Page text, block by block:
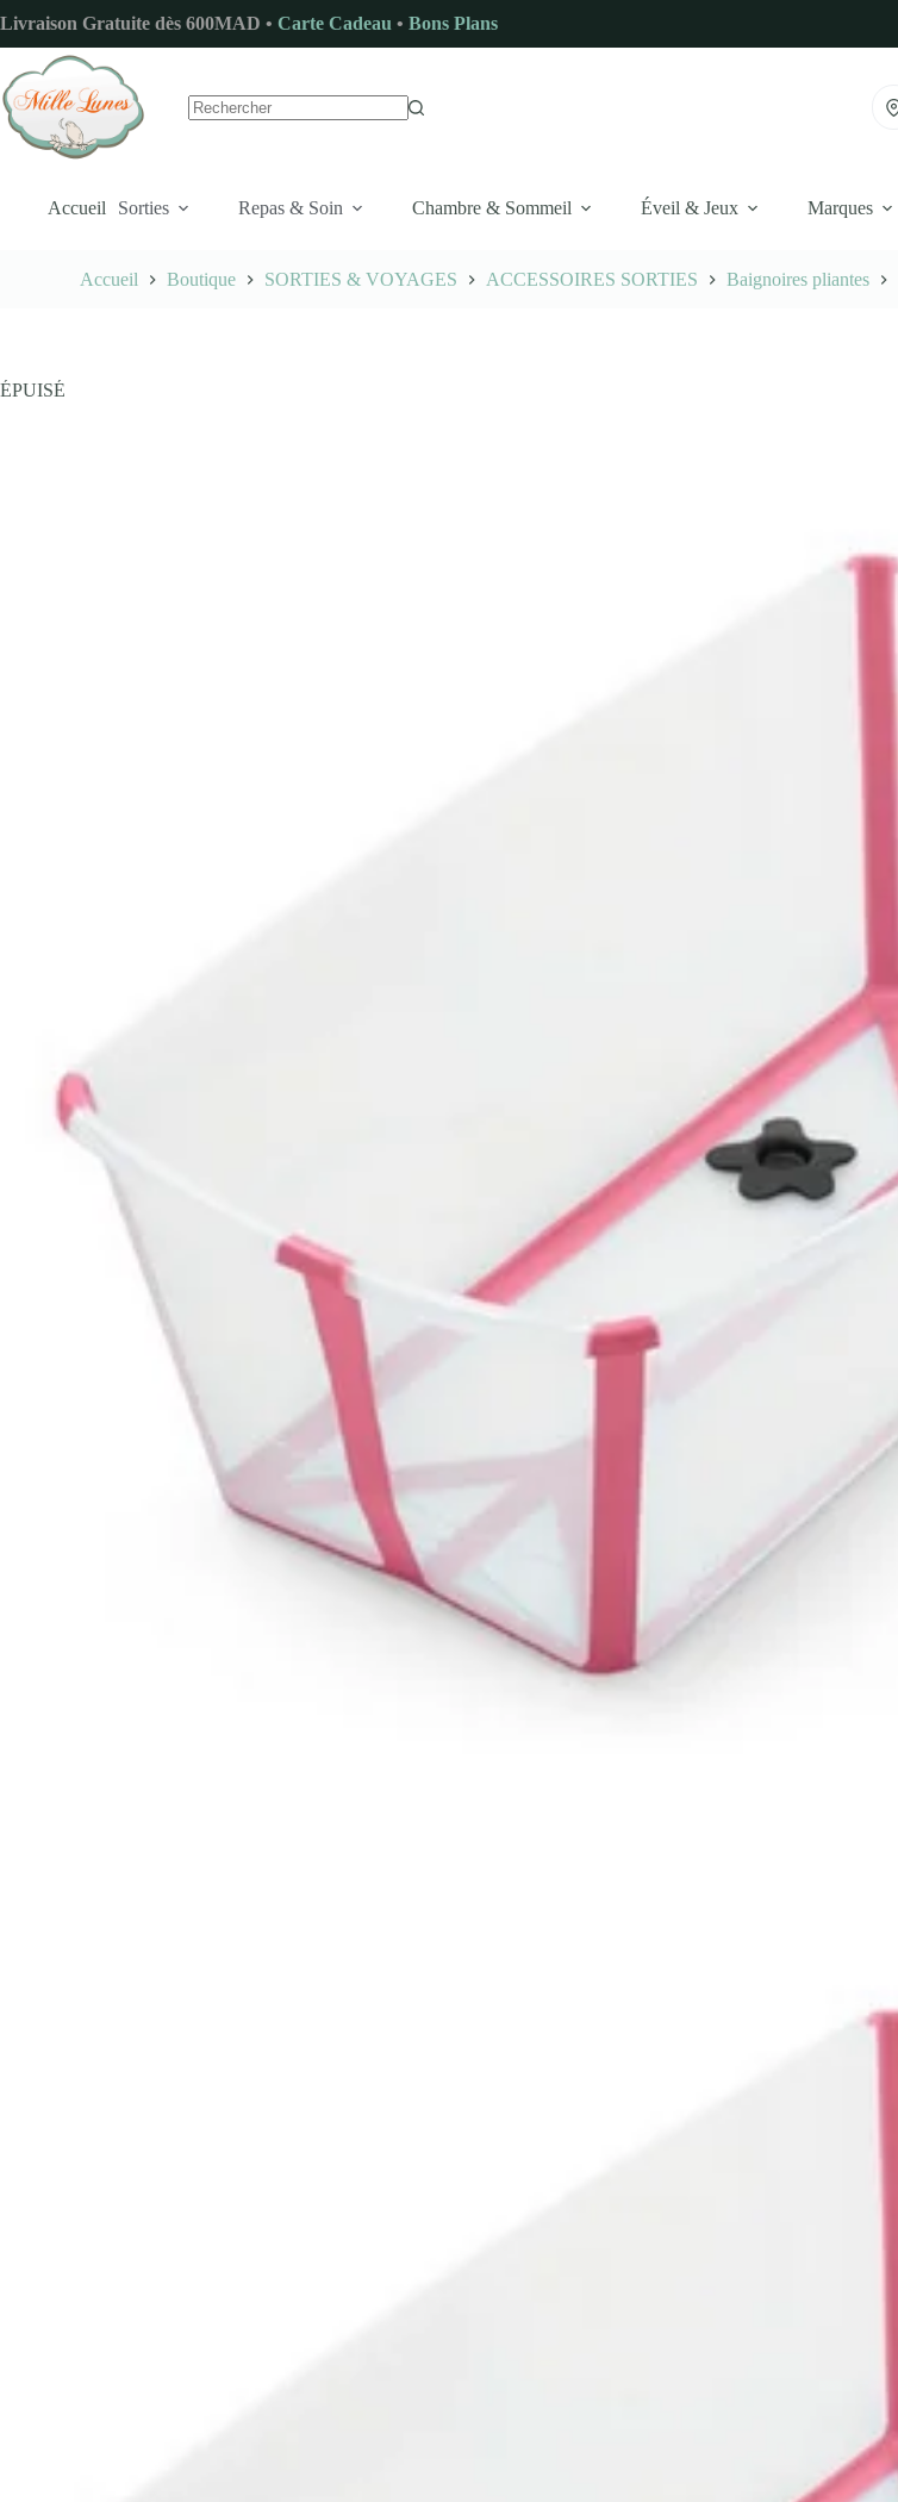
au
contenu
Livraison Gratuite dès 600MAD • Carte Cadeau • Bons Plans
Accueil Sorties Repas & Soin Chambre & Sommeil Éveil & Jeux Marques
Accueil Boutique SORTIES & VOYAGES ACCESSOIRES SORTIES Baignoires pliantes
ÉPUISÉ